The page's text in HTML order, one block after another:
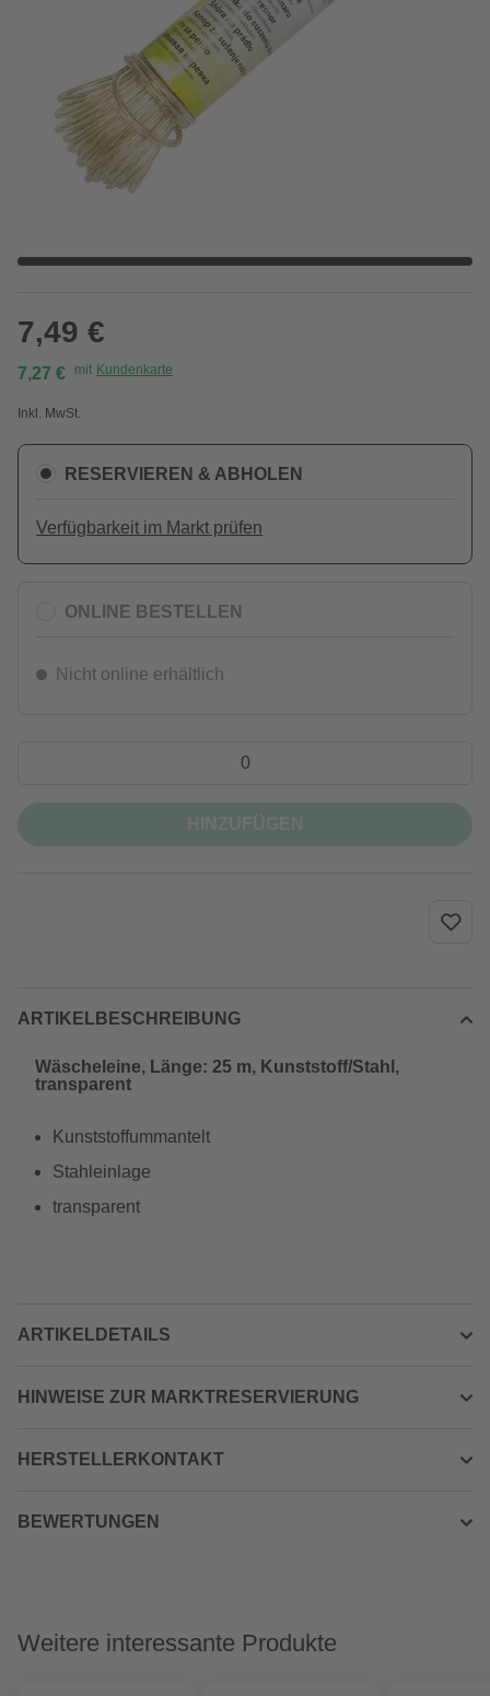
7,49 €
7,27 € mit Kundenkarte
Inkl. MwSt.
RESERVIEREN & ABHOLEN
Verfügbarkeit im Markt prüfen
ONLINE BESTELLEN
Nicht online erhältlich
ARTIKELBESCHREIBUNG
Wäscheleine, Länge: 25 m, Kunststoff/Stahl,
transparent
Kunststoffummantelt
Stahleinlage
transparent
ARTIKELDETAILS
HINWEISE ZUR MARKTRESERVIERUNG
HERSTELLERKONTAKT
BEWERTUNGEN
Weitere interessante Produkte